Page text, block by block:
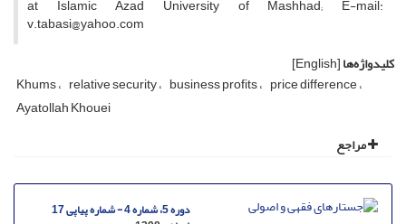
at Islamic Azad University of Mashhad; E-mail:
v.tabasi@yahoo.com
کلیدواژه‌ها[English]
Khums relative security business profits price difference
Ayatollah Khouei
مراجع
دوره 5، شماره 4 - شماره پیاپی 17